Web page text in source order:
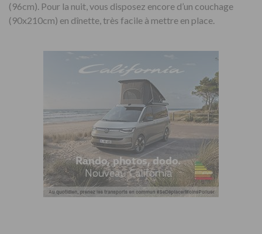
(96cm). Pour la nuit, vous disposez encore d’un couchage
(90x210cm) en dînette, très facile à mettre en place.